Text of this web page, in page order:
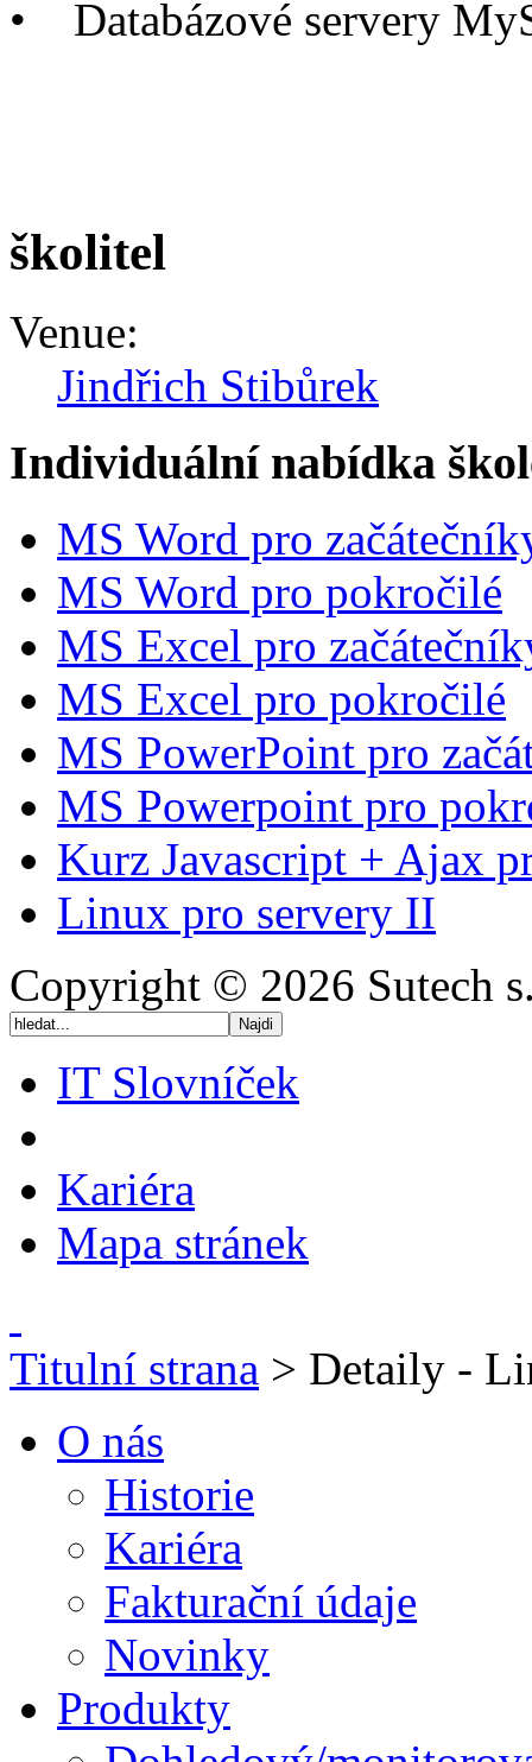
• Databázové servery
školitel
Venue:
Jindřich Stibůrek
Individuální nabídka
MS Word pro
MS Word pro pokročilé
MS Excel pro
MS Excel pro pokročilé
MS PowerPoint pro
MS Powerpoint pro
Kurz Javascript + Ajax
Linux pro servery II
Copyright © 2026 Sutech
IT Slovníček
Kariéra
Mapa stránek
Titulní strana > Detaily -
O nás
Historie
Kariéra
Fakturační údaje
Novinky
Produkty